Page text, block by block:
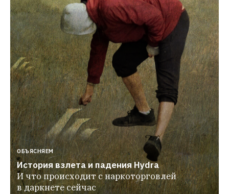
ОБЪЯСНЯЕМ
История взлета и падения Hydra
И что происходит с наркоторговлей
в даркнете сейчас